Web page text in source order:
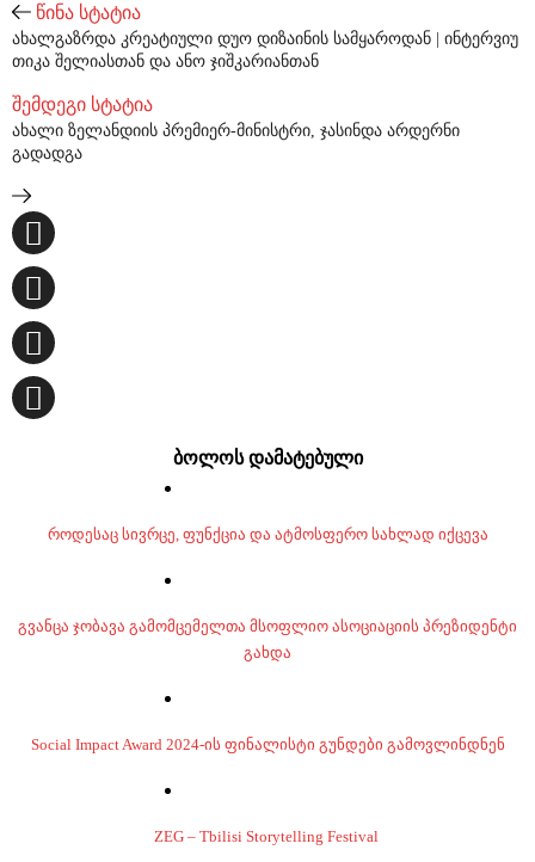
წინა სტატია
ახალგაზრდა კრეატიული დუო დიზაინის სამყაროდან | ინტერვიუ
თიკა შელიასთან და ანო ჯიშკარიანთან
შემდეგი სტატია
ახალი ზელანდიის პრემიერ-მინისტრი, ჯასინდა არდერნი
გადადგა
ბოლოს დამატებული
როდესაც სივრცე, ფუნქცია და ატმოსფერო სახლად იქცევა
გვანცა ჯობავა გამომცემელთა მსოფლიო ასოციაციის პრეზიდენტი
გახდა
Social Impact Award 2024-ის ფინალისტი გუნდები გამოვლინდნენ
ZEG – Tbilisi Storytelling Festival